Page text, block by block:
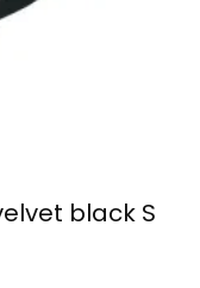
black S